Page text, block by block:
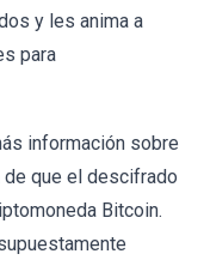
y les anima a
para
información sobre
que el descifrado
Bitcoin.